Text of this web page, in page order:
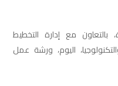
مع إدارة التخطيط
اليوم، ورشة عمل